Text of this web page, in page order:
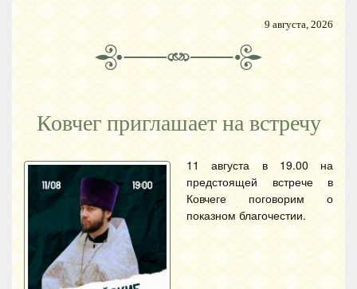
9 августа, 2026
Ковчег приглашает на встречу
11 августа в 19.00 на
предстоящей встрече в
Ковчеге поговорим о
показном благочестии.